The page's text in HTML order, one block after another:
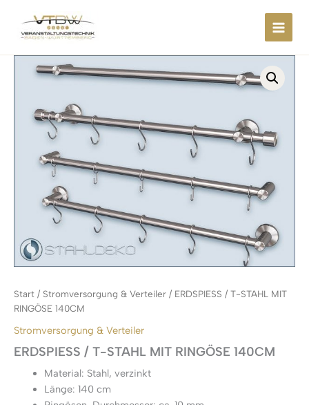
springen
Inhalt
springen
Start / Stromversorgung & Verteiler / ERDSPIESS / T-STAHL MIT
RINGÖSE 140CM
Stromversorgung & Verteiler
ERDSPIESS / T-STAHL MIT RINGÖSE 140CM
Material: Stahl, verzinkt
Länge: 140 cm